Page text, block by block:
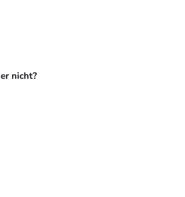
nicht?